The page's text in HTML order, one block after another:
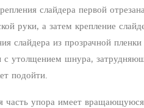
слайдера первой
руки, а затем крепление
слайдера из прозрачной
с утолщением шнура,
подойти.
часть упора имеет